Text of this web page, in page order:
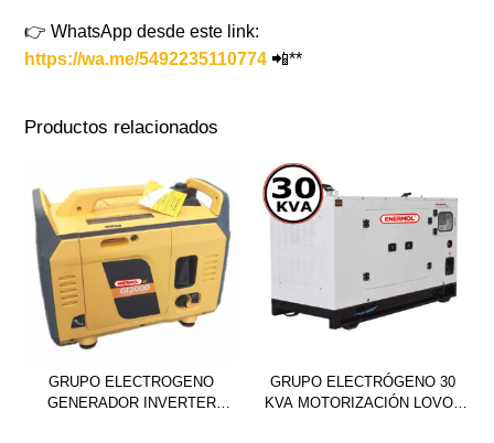
👉 WhatsApp desde este link:
https://wa.me/5492235110774 📲**
Productos relacionados
GRUPO ELECTROGENO
GENERADOR INVERTER
GRUPO ELECTRÓGENO 30
KVA MOTORIZACIÓN LOVOL